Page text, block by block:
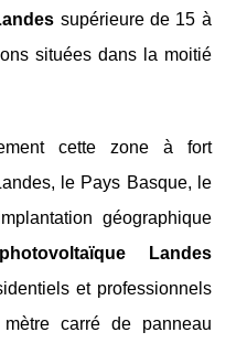
supérieure de 15 à
situées dans la moitié
cette zone à fort
le Pays Basque, le
géographique
Landes
et professionnels
carré de panneau